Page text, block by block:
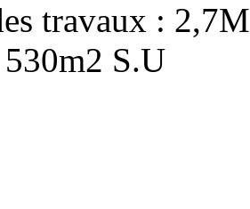
travaux :
S.U